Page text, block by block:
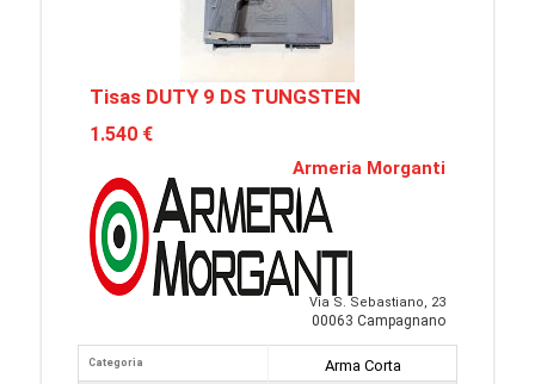
Tisas DUTY 9 DS TUNGSTEN
1.540 €
Armeria Morganti
Via S. Sebastiano, 23
00063 Campagnano
Categoria
Arma Corta